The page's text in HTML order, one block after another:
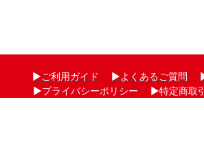
▶ご利用ガイド ▶よくあるご質問
▶プライバシーポリシー
▶特定商取